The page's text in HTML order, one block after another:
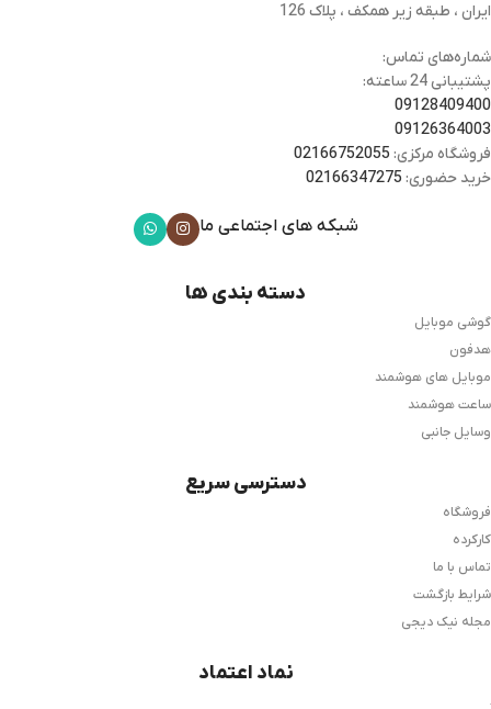
ایران ، طبقه زیر همکف ، پلاک 126
شماره‌های تماس:
پشتیبانی 24 ساعته:
09128409400
09126364003
فروشگاه مرکزی: 02166752055
خرید حضوری: 02166347275
شبکه های اجتماعی ما
دسته بندی ها
گوشی موبایل
هدفون
موبایل های هوشمند
ساعت هوشمند
وسایل جانبی
دسترسی سریع
فروشگاه
کارکرده
تماس با ما
شرایط بازگشت
مجله نیک دیجی
نماد اعتماد